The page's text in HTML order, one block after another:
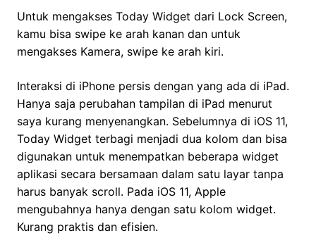
Untuk mengakses Today Widget dari Lock Screen,
kamu bisa swipe ke arah kanan dan untuk
mengakses Kamera, swipe ke arah kiri.
Interaksi di iPhone persis dengan yang ada di iPad.
Hanya saja perubahan tampilan di iPad menurut
saya kurang menyenangkan. Sebelumnya di iOS 11,
Today Widget terbagi menjadi dua kolom dan bisa
digunakan untuk menempatkan beberapa widget
aplikasi secara bersamaan dalam satu layar tanpa
harus banyak scroll. Pada iOS 11, Apple
mengubahnya hanya dengan satu kolom widget.
Kurang praktis dan efisien.